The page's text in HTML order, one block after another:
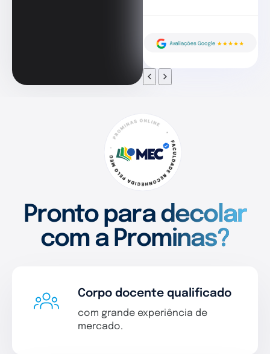
Pronto para decolar
com a Prominas?
Corpo docente qualificado
com grande experiência de
mercado.